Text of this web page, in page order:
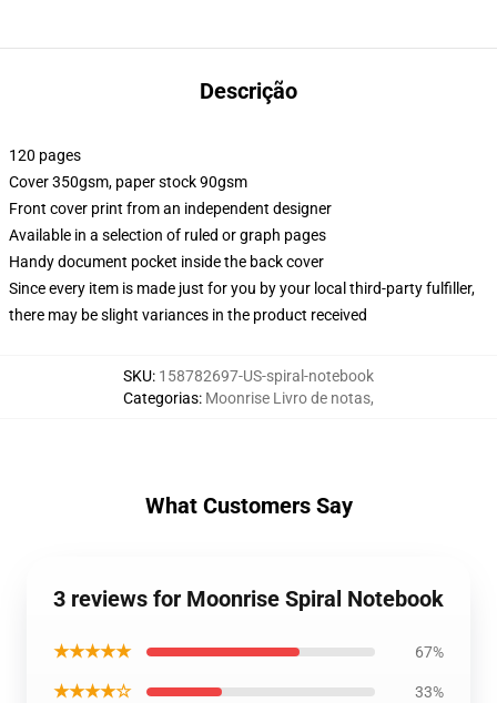
Descrição
120 pages
Cover 350gsm, paper stock 90gsm
Front cover print from an independent designer
Available in a selection of ruled or graph pages
Handy document pocket inside the back cover
Since every item is made just for you by your local third-party fulfiller,
there may be slight variances in the product received
SKU: 158782697-US-spiral-notebook
Categorias: Moonrise Livro de notas,
What Customers Say
3 reviews for Moonrise Spiral Notebook
★★★★★ 67%
★★★★☆ 33%